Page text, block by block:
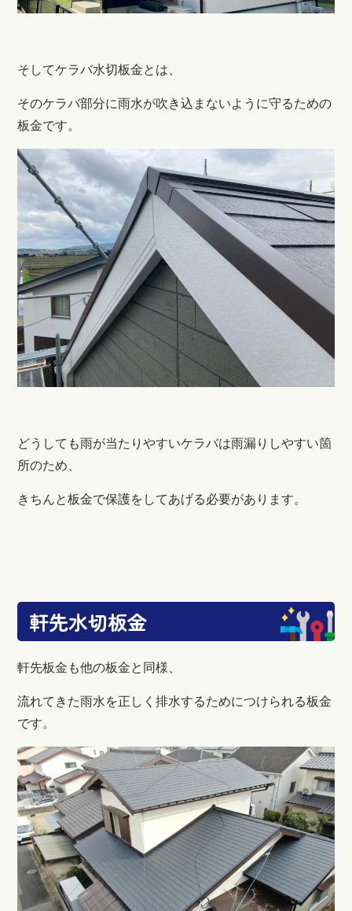
そしてケラバ水切板金とは、
そのケラバ部分に雨水が吹き込まないように守るための
板金です。
どうしても雨が当たりやすいケラバは雨漏りしやすい箇
所のため、
きちんと板金で保護をしてあげる必要があります。
軒先水切板金
軒先板金も他の板金と同様、
流れてきた雨水を正しく排水するためにつけられる板金
です。